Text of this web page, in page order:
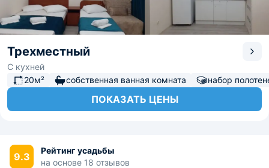
Трехместный
С кухней
20м²
собственная ванная комната набор
ПОКАЗАТЬ ЦЕНЫ
9.3
Рейтинг усадьбы
на основе 18 отзывов